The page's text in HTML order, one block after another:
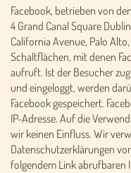
Facebook, betrieben von
4 Grand Canal Square
California Avenue, Palo
Schaltflächen, mit denen
aufruft. Ist der Besucher
und eingeloggt, werden
Facebook gespeichert.
IP-Adresse. Auf die
wir keinen Einfluss. Wir
Datenschutzerklärungen
folgendem Link abrufbaren